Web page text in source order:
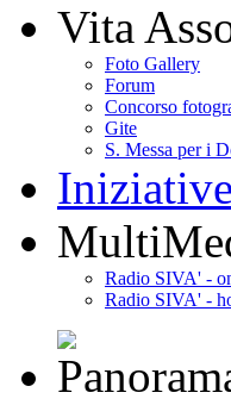
Vita
Foto Gallery
Forum
Concorso
Gite
S. Messa per i
Iniziative
Radio SIVA' -
Radio SIVA' -